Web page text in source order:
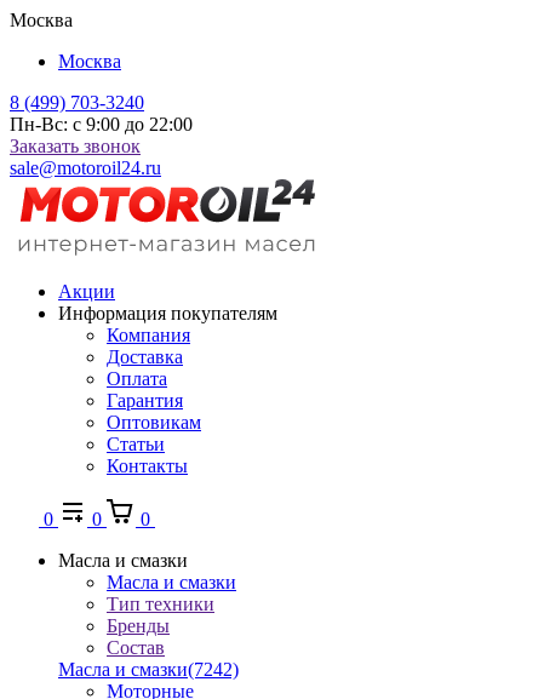
Москва
Москва
8 (499) 703-3240
Пн-Вс: с 9:00 до 22:00
Заказать звонок
sale@motoroil24.ru
Акции
Информация покупателям
Компания
Доставка
Оплата
Гарантия
Оптовикам
Статьи
Контакты
0 0
0
Масла и смазки
Масла и смазки
Тип техники
Бренды
Состав
Масла и смазки(7242)
Моторные